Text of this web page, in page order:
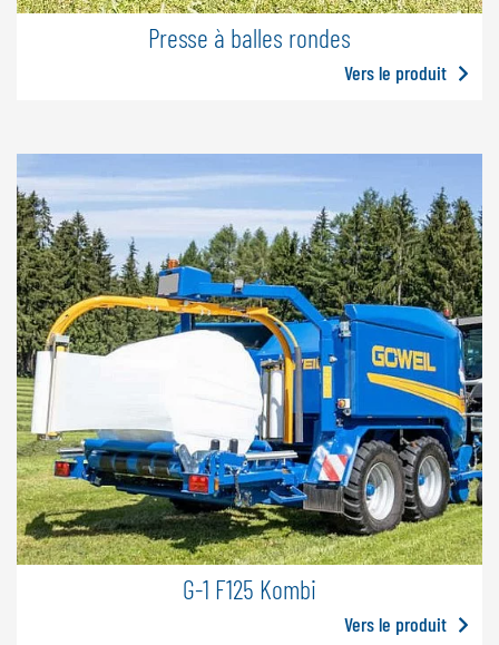
Presse à balles rondes
Vers le produit
G-1 F125 Kombi
Vers le produit